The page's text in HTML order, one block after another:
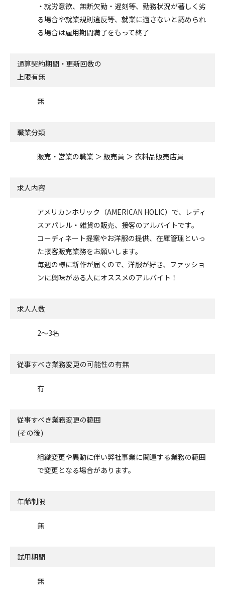
・就労意欲、無断欠勤・遅刻等、勤務状況が著しく劣
る場合や就業規則違反等、就業に適さないと認められ
る場合は雇用期間満了をもって終了
通算契約期間・更新回数の
上限有無
無
職業分類
販売・営業の職業 ＞ 販売員 ＞ 衣料品販売店員
求人内容
アメリカンホリック（AMERICAN HOLIC）で、レディ
スアパレル・雑貨の販売、接客のアルバイトです。
コーディネート提案やお洋服の提供、在庫管理といっ
た接客販売業務をお願いします。
毎週の様に新作が届くので、洋服が好き、ファッショ
ンに興味がある人にオススメのアルバイト！
求人人数
2～3名
従事すべき業務変更の可能性の有無
有
従事すべき業務変更の範囲
(その後)
組織変更や異動に伴い弊社事業に関連する業務の範囲
で変更となる場合があります。
年齢制限
無
試用期間
無